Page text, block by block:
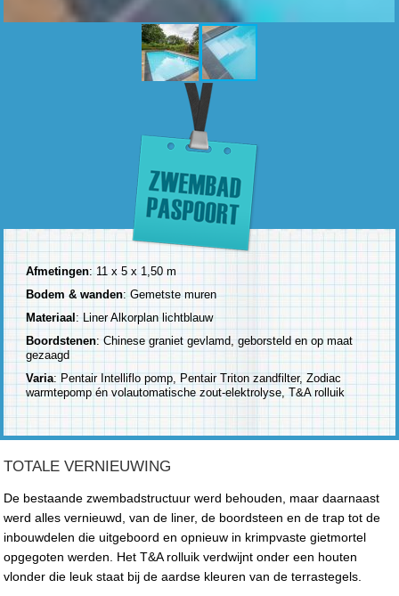
Afmetingen: 11 x 5 x 1,50 m
Bodem & wanden: Gemetste muren
Materiaal : Liner Alkorplan lichtblauw
Boordstenen: Chinese graniet gevlamd, geborsteld en op maat
gezaagd
Varia: Pentair Intelliflo pomp, Pentair Triton zandfilter, Zodiac
warmtepomp én volautomatische zout-elektrolyse, T&A rolluik
TOTALE VERNIEUWING
De bestaande zwembadstructuur werd behouden, maar daarnaast
werd alles vernieuwd, van de liner, de boordsteen en de trap tot de
inbouwdelen die uitgeboord en opnieuw in krimpvaste gietmortel
opgegoten werden. Het T&A rolluik verdwijnt onder een houten
vlonder die leuk staat bij de aardse kleuren van de terrastegels.